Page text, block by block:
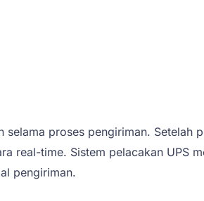
proses pengiriman. Setelah
real-time. Sistem pelacakan UPS
pengiriman.